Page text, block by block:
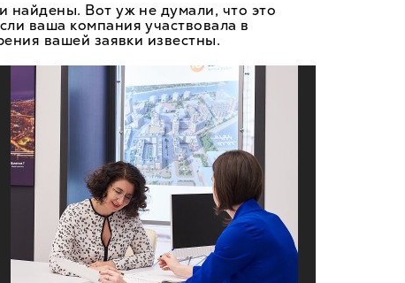
Вот уж не думали, что это
ваша компания участвовала в
вашей заявки известны.